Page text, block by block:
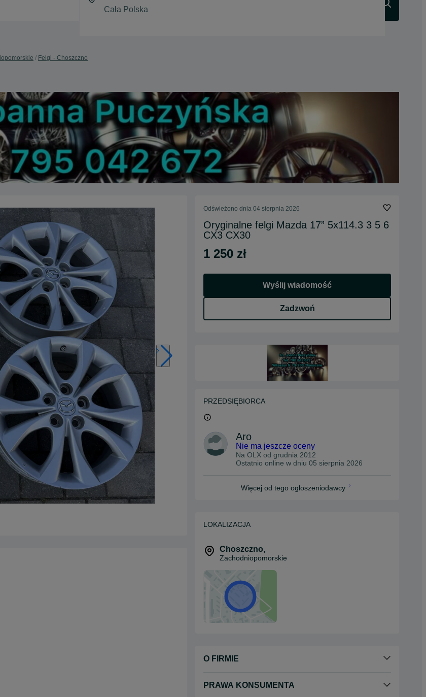
Felgi - Choszczno
Odświeżono dnia 04 sierpnia 2026
Oryginalne felgi Mazda 17” 5x114.3 3 5 6
CX3 CX30
1 250 zł
Wyślij wiadomość
Zadzwoń
PRZEDSIĘBIORCA
Aro
Nie ma jeszcze oceny
Na OLX od grudnia 2012
Ostatnio online w dniu 05 sierpnia 2026
Więcej od tego ogłoszeniodawcy
LOKALIZACJA
Choszczno,
Zachodniopomorskie
O FIRMIE
PRAWA KONSUMENTA